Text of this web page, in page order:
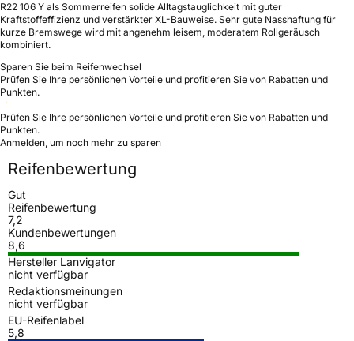
R22 106 Y als Sommerreifen solide Alltagstauglichkeit mit guter
Kraftstoffeffizienz und verstärkter XL-Bauweise. Sehr gute Nasshaftung für
kurze Bremswege wird mit angenehm leisem, moderatem Rollgeräusch
kombiniert.
Sparen Sie beim Reifenwechsel
Prüfen Sie Ihre persönlichen Vorteile und profitieren Sie von Rabatten und
Punkten.
Prüfen Sie Ihre persönlichen Vorteile und profitieren Sie von Rabatten und
Punkten.
Anmelden, um noch mehr zu sparen
Reifenbewertung
Gut
Reifenbewertung
7,2
Kundenbewertungen
8,6
Hersteller Lanvigator
nicht verfügbar
Redaktionsmeinungen
nicht verfügbar
EU-Reifenlabel
5,8